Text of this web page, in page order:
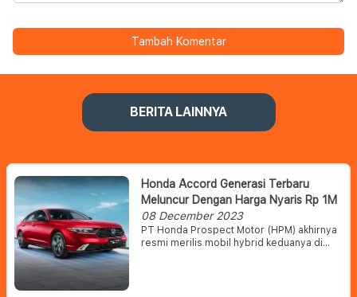
Tambah Komentar
BERITA LAINNYA
Honda Accord Generasi Terbaru
Meluncur Dengan Harga Nyaris Rp 1M
08 December 2023
PT Honda Prospect Motor (HPM) akhirnya
resmi merilis mobil hybrid keduanya di